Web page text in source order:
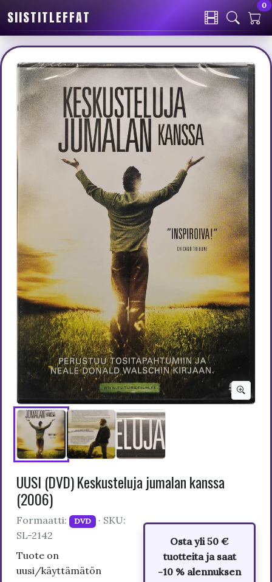
SIISTITLEFFAT
0
UUSI (DVD) Keskusteluja jumalan kanssa
(2006)
Formaatti: DVD · SKU:
SL-2142
Tuote on
uusi/käyttämätön
Osta yli 50 €
tuotteita ja saat
-10 % alennuksen